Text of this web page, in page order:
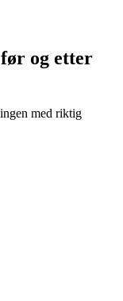
og etter
med riktig